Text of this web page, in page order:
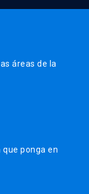
áreas de la
ponga en